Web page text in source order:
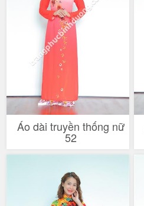
Áo dài truyền thống nữ
52